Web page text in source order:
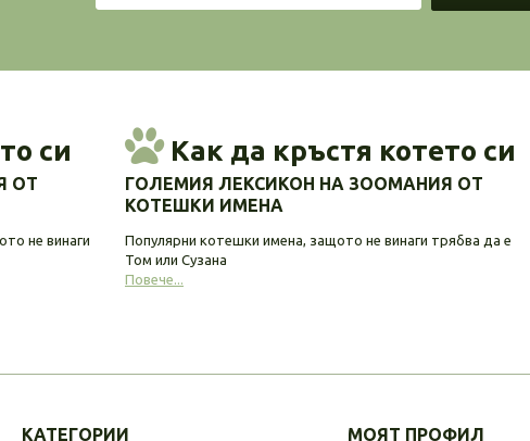
си
ОТ
не винаги
Как да кръстя котето си
ГОЛЕМИЯ ЛЕКСИКОН НА ЗООМАНИЯ ОТ
КОТЕШКИ ИМЕНА
Популярни котешки имена, защото не винаги трябва да е
Том или Сузана
Повече...
КАТЕГОРИИ МОЯТ ПРОФИЛ